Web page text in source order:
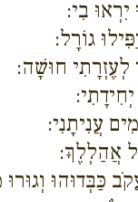
בִי:
גוֹרָל:
חוּשָׁה:
עֲנִיתָנִי:
אֲהַלְלֶךָּ:
כַּבְּדוּהוּ